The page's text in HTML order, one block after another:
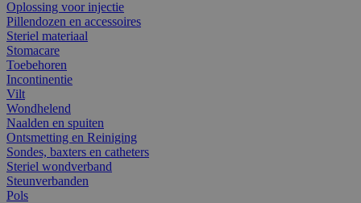
Oplossing voor injectie
Pillendozen en accessoires
Steriel materiaal
Stomacare
Toebehoren
Incontinentie
Vilt
Wondhelend
Naalden en spuiten
Ontsmetting en Reiniging
Sondes, baxters en catheters
Steriel wondverband
Steunverbanden
Pols